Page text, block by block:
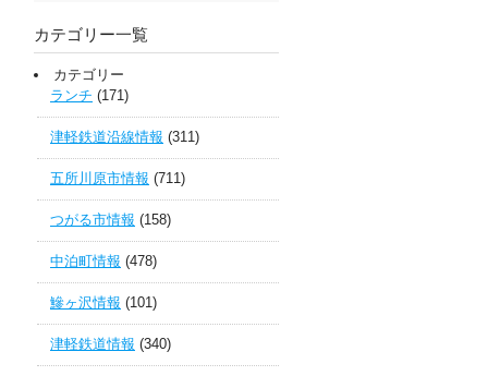
カテゴリー一覧
カテゴリー
ランチ (171)
津軽鉄道沿線情報 (311)
五所川原市情報 (711)
つがる市情報 (158)
中泊町情報 (478)
鰺ヶ沢情報 (101)
津軽鉄道情報 (340)